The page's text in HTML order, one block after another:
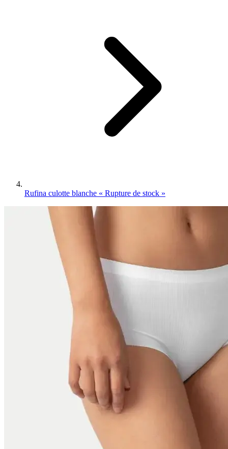
Rufina culotte blanche « Rupture de stock »